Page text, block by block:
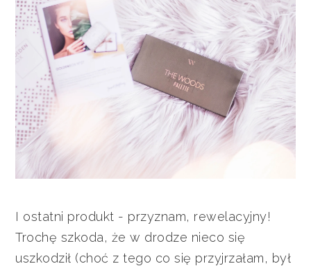
I ostatni produkt - przyznam, rewelacyjny!
Trochę szkoda, że w drodze nieco się
uszkodził (choć z tego co się przyjrzałam, był